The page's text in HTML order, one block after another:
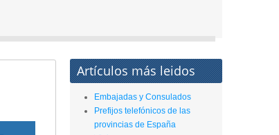
Artículos más leidos
Embajadas y Consulados
Prefijos telefónicos de las
provincias de España